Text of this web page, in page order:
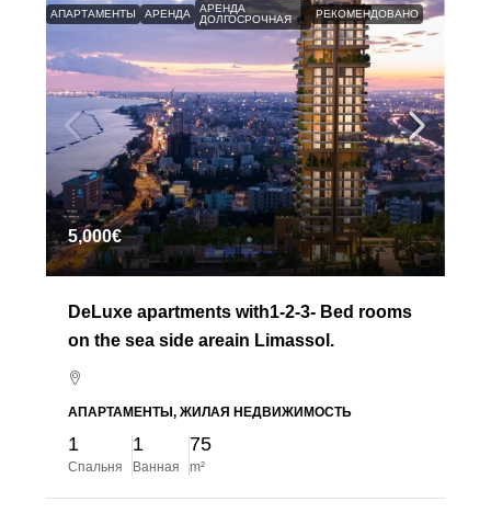
АПАРТАМЕНТЫ АРЕНДА
АРЕНДА
ДОЛГОСРОЧНАЯ
РЕКОМЕНДОВАНО
5,000€
DeLuxe apartments with1-2-3- Bed rooms
on the sea side areain Limassol.
АПАРТАМЕНТЫ, ЖИЛАЯ НЕДВИЖИМОСТЬ
1
Спальня
1
Ванная
75
m²